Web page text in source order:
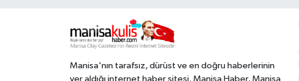
Manisa'nın tarafsız, dürüst ve en doğru haberlerinin
yer aldığı internet haber sitesi. Manisa Haber, Manisa